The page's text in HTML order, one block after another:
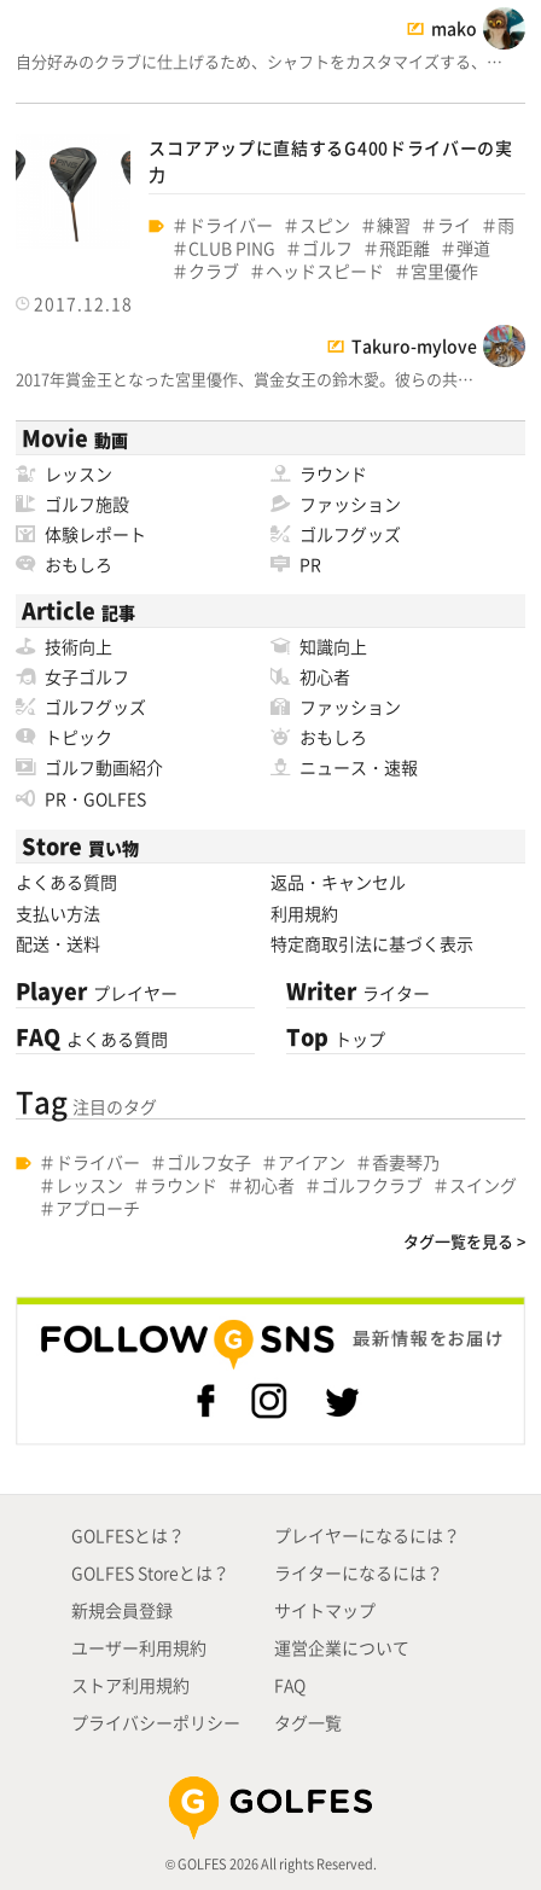
mako
自分好みのクラブに仕上げるため、シャフトをカスタマイズする、…
スコアアップに直結するG400ドライバーの実
力
ドライバー スピン 練習 ライ
雨
CLUB PING
ゴルフ 飛距離
弾道
クラブ
ヘッドスピード
宮里優作
2017.12.18
Takuro-mylove
2017年賞金王となった宮里優作、賞金女王の鈴木愛。彼らの共…
Movie 動画
レッスン
ラウンド
ゴルフ施設
ファッション
体験レポート
ゴルフグッズ
おもしろ
PR
Article 記事
技術向上
知識向上
女子ゴルフ
初心者
ゴルフグッズ
ファッション
トピック
おもしろ
ゴルフ動画紹介
ニュース・速報
PR・GOLFES
Store 買い物
よくある質問
返品・キャンセル
支払い方法
利用規約
配送・送料
特定商取引法に基づく表示
Player プレイヤー
FAQ よくある質問
Writer ライター
Top トップ
Tag 注目のタグ
ドライバー ゴルフ女子 アイアン
香妻琴乃
レッスン
ラウンド 初心者 ゴルフクラブ
スイング
アプローチ
タグ一覧を見る >
GOLFESとは？
GOLFES Storeとは？
新規会員登録
ユーザー利用規約
ストア利用規約
プライバシーポリシー
プレイヤーになるには？
ライターになるには？
サイトマップ
運営企業について
FAQ
タグ一覧
© GOLFES 2026 All rights Reserved.